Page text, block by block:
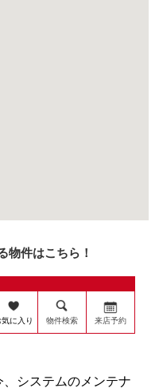
件はこちら！